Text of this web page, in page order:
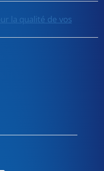
la qualité de vos